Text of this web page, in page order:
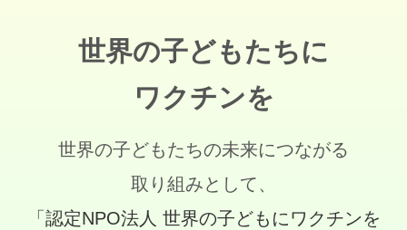
世界の子どもたちに
ワクチンを
世界の子どもたちの未来につながる
取り組みとして、
「認定NPO法人 世界の子どもにワクチンを